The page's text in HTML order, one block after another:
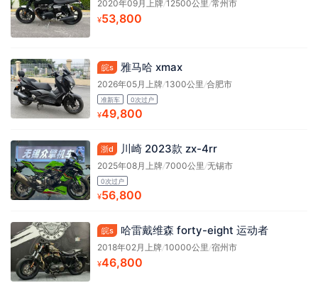
2020年09月上牌/12500公里/常州市
¥53,800
皖s 雅马哈 xmax
2026年05月上牌/1300公里/合肥市
准新车 0次过户
¥49,800
浙d 川崎 2023款 zx-4rr
2025年08月上牌/7000公里/无锡市
0次过户
¥56,800
皖s 哈雷戴维森 forty-eight 运动者
2018年02月上牌/10000公里/宿州市
¥46,800